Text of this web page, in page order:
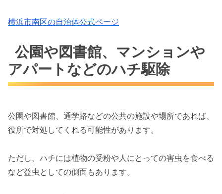
横浜市南区の自治体公式ページ
公園や図書館、マンションや
アパートなどのハチ駆除
公園や図書館、通学路などの公共の施設や場所であれば、
役所で対処してくれる可能性があります。
ただし、ハチには植物の受粉や人にとっての害虫を食べる
など益虫としての側面もあります。